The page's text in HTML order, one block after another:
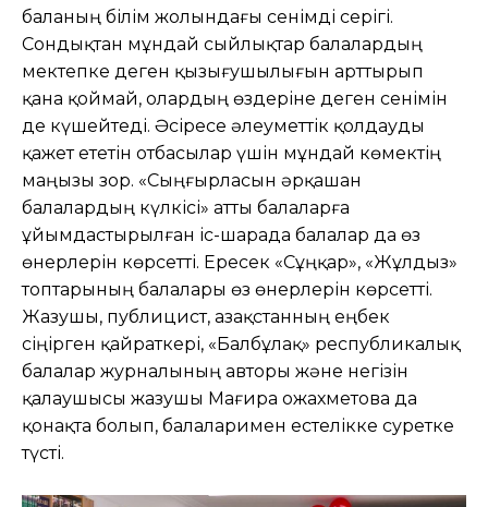
баланың білім жолындағы сенімді серігі.
Сондықтан мұндай сыйлықтар балалардың
мектепке деген қызығушылығын арттырып
қана қоймай, олардың өздеріне деген сенімін
де күшейтеді. Әсіресе әлеуметтік қолдауды
қажет ететін отбасылар үшін мұндай көмектің
маңызы зор. «Сыңғырласын әрқашан
балалардың күлкісі» атты балаларға
ұйымдастырылған іс-шарада балалар да өз
өнерлерін көрсетті. Ересек «Сұңқар», «Жұлдыз»
топтарының балалары өз өнерлерін көрсетті.
Жазушы, публицист, Қазақстанның еңбек
сіңірген қайраткері, «Балбұлақ» республикалық
балалар журналының авторы және негізін
қалаушысы жазушы Мағира Қожахметова да
қонақта болып, балаларимен естелікке суретке
түсті.